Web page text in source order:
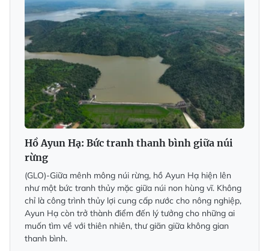
Hồ Ayun Hạ: Bức tranh thanh bình giữa núi
rừng
(GLO)-Giữa mênh mông núi rừng, hồ Ayun Hạ hiện lên
như một bức tranh thủy mặc giữa núi non hùng vĩ. Không
chỉ là công trình thủy lợi cung cấp nước cho nông nghiệp,
Ayun Hạ còn trở thành điểm đến lý tưởng cho những ai
muốn tìm về với thiên nhiên, thư giãn giữa không gian
thanh bình.